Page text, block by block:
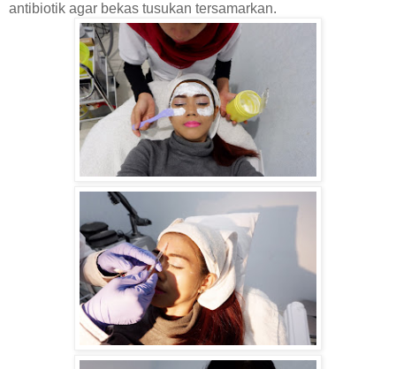
antibiotik agar bekas tusukan tersamarkan.